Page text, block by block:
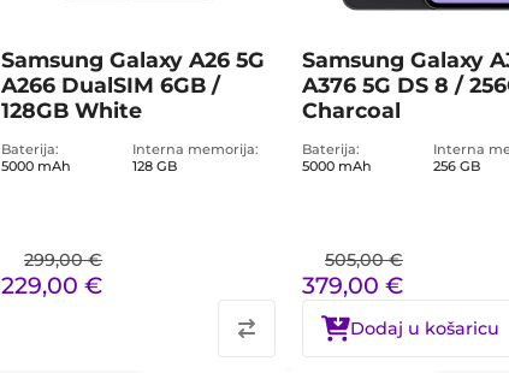
Samsung Galaxy A26 5G
A266 DualSIM 6GB /
128GB White
Baterija
5000 mAh
Interna memorija
128 GB
299,00 €
229,00 €
Samsung Galaxy
A376 5G DS 8 /
Charcoal
Baterija
5000 mAh
Interna
256 GB
505,00 €
379,00 €
Dodaj u košaricu